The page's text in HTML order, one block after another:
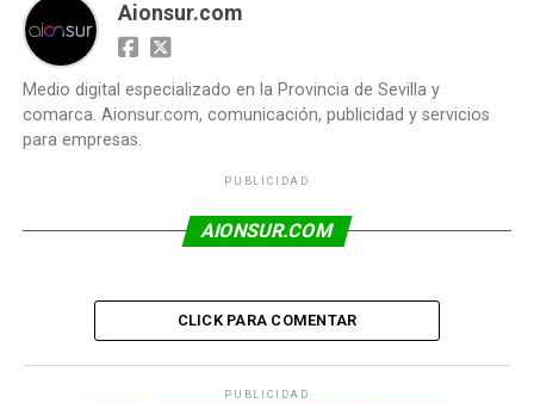
Aionsur.com
Medio digital especializado en la Provincia de Sevilla y
comarca. Aionsur.com, comunicación, publicidad y servicios
para empresas.
PUBLICIDAD
AIONSUR.COM
CLICK PARA COMENTAR
PUBLICIDAD